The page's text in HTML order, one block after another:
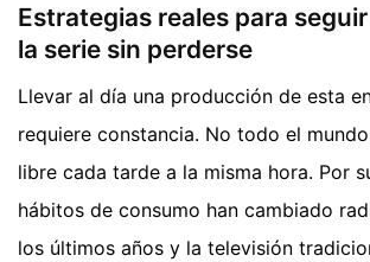
Estrategias reales para
la serie sin perderse
Llevar al día una producción de esta
requiere constancia. No todo el
libre cada tarde a la misma hora. Por
hábitos de consumo han cambiado
los últimos años y la televisión